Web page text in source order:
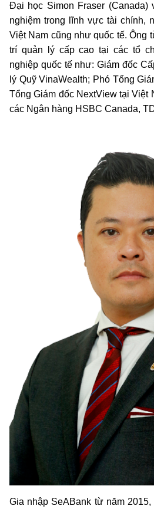
Đại học Simon Fraser (Canada)
nghiệm trong lĩnh vực tài chính,
Việt Nam cũng như quốc tế. Ông
trí quản lý cấp cao tại các tổ
nghiệp quốc tế như: Giám đốc
lý Quỹ VinaWealth; Phó Tổng
Tổng Giám đốc NextView tại Việt
các Ngân hàng HSBC Canada,
Gia nhập SeABank từ năm